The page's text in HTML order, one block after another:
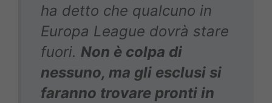
ha detto che qualcuno in
Europa League dovrà stare
fuori. Non è colpa di
nessuno, ma gli esclusi si
faranno trovare pronti in